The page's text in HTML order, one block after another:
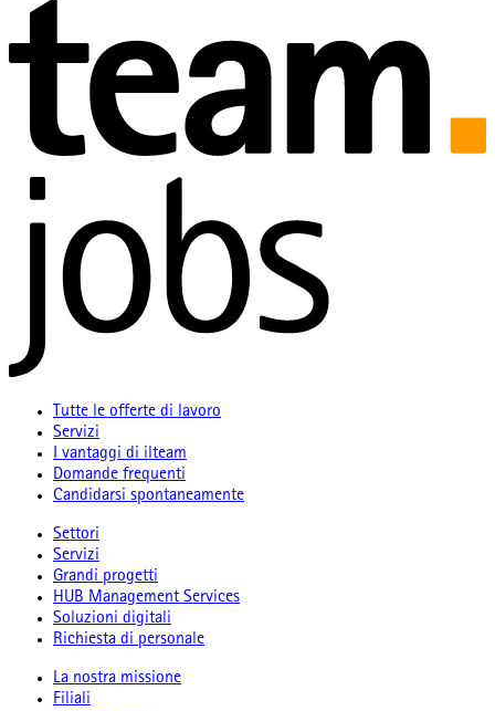
Tutte le offerte di lavoro
Servizi
I vantaggi di ilteam
Domande frequenti
Candidarsi spontaneamente
Settori
Servizi
Grandi progetti
HUB Management Services
Soluzioni digitali
Richiesta di personale
La nostra missione
Filiali